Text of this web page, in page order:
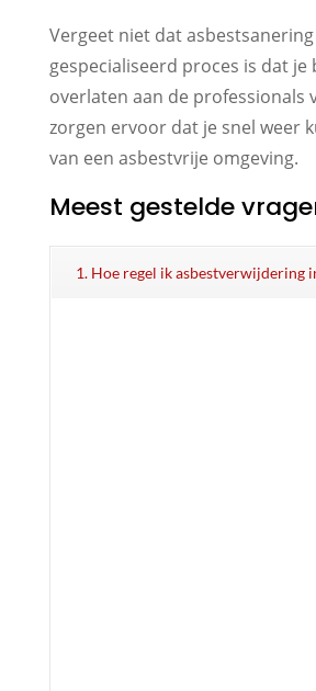
Vergeet niet dat
gespecialiseerd proces is dat
overlaten aan de professionals
zorgen ervoor dat je snel weer
van een asbestvrije omgeving.
Meest gestelde
1. Hoe regel ik asbestverwijdering